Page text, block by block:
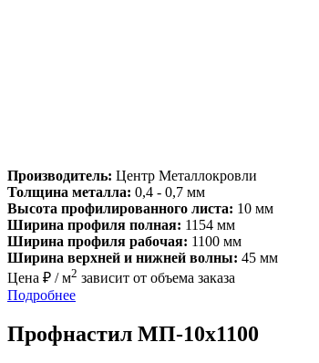
Производитель: Центр Металлокровли
Толщина металла: 0,4 - 0,7 мм
Высота профилированного листа: 10 мм
Ширина профиля полная: 1154 мм
Ширина профиля рабочая: 1100 мм
Ширина верхней и нижней волны: 45 мм
Цена ₽ / м2 зависит от объема заказа
Подробнее
Профнастил МП-10х1100